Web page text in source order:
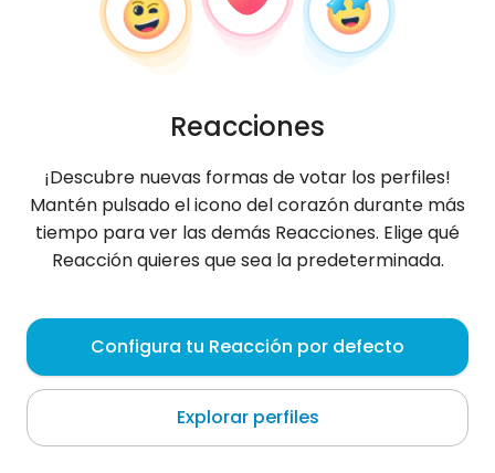
Kamil, 36
Haan
Sobre mí
Reacciones
¡Descubre nuevas formas de votar los perfiles!
Mantén pulsado el icono del corazón durante más
tiempo para ver las demás Reacciones. Elige qué
Reacción quieres que sea la predeterminada.
Configura tu Reacción por defecto
Explorar perfiles